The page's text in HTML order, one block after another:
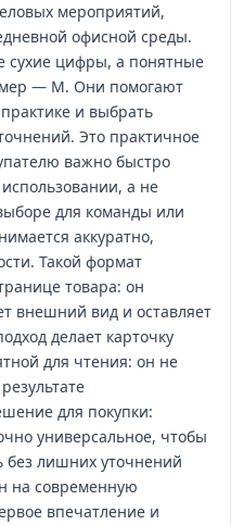
мероприятий,
офисной среды.
сухие цифры, а понятные
— M. Они помогают
и выбрать
Это практичное
важно быстро
а не
для команды или
аккуратно,
Такой формат
товара: он
внешний вид и оставляет
делает карточку
для чтения: он не
для покупки:
универсальное, чтобы
без лишних уточнений
на современную
впечатление и